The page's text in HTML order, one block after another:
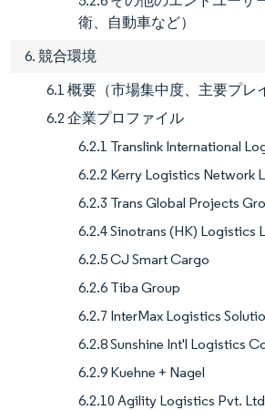
衛、自動車など）
6. 競合環境
6.1 概要（市場集中度、主要プレ
6.2 企業プロファイル
6.2.1 Translink International
6.2.2 Kerry Logistics Network
6.2.3 Trans Global Projects
6.2.4 Sinotrans (HK) Logistics
6.2.5 CJ Smart Cargo
6.2.6 Tiba Group
6.2.7 InterMax Logistics
6.2.8 Sunshine Int'l Logistics
6.2.9 Kuehne + Nagel
6.2.10 Agility Logistics Pvt.